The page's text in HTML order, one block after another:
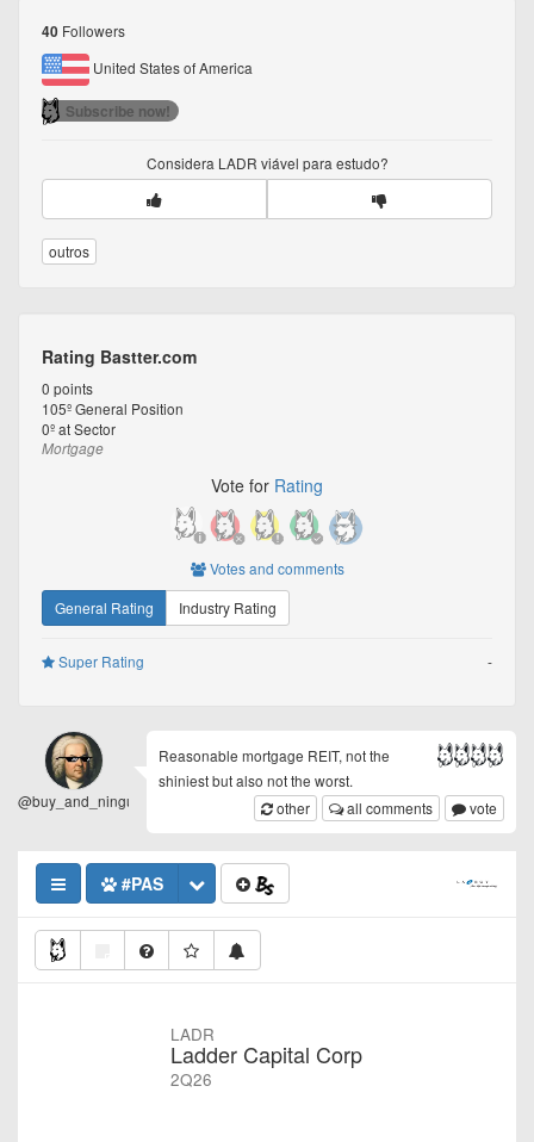
40 Followers
United States of America
Subscribe now!
Considera LADR viável para estudo?
outros
Rating Bastter.com
0 points
105ºGeneral Position
0ºat Sector
Mortgage
Vote for Rating
Votes and comments
General Rating
Industry Rating
Super Rating -
@buy_and_ninguem_sai
Reasonable mortgage REIT, not the
shiniest but also not the worst.
other
all comments vote
#PAS
LADR
Ladder Capital Corp
2Q26